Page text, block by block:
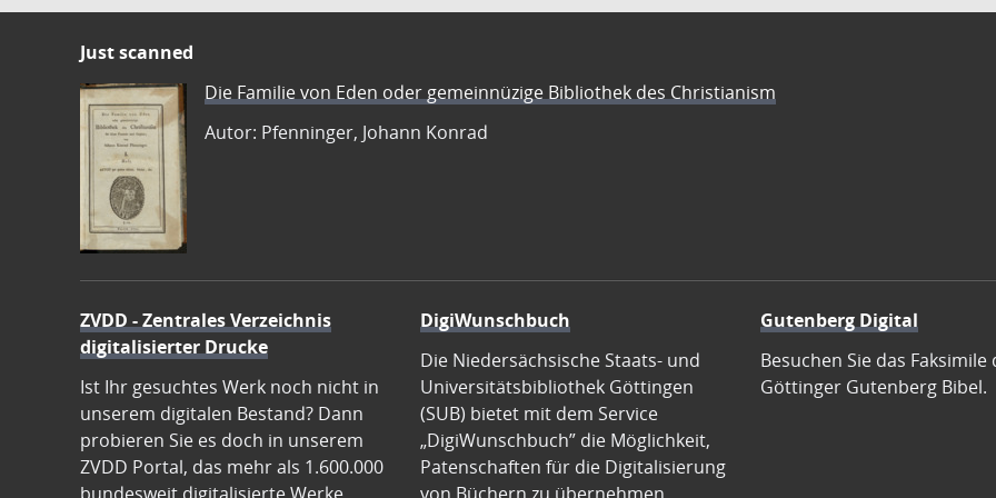
Just scanned
Die Familie von Eden oder gemeinnüzige Bibliothek des Christianism
Autor: Pfenninger, Johann Konrad
ZVDD - Zentrales Verzeichnis
digitalisierter Drucke
Ist Ihr gesuchtes Werk noch nicht in
unserem digitalen Bestand? Dann
probieren Sie es doch in unserem
ZVDD Portal, das mehr als 1.600.000
DigiWunschbuch
Die Niedersächsische Staats- und
Universitätsbibliothek Göttingen
(SUB) bietet mit dem Service
„DigiWunschbuch” die Möglichkeit,
Patenschaften für die Digitalisierung
Gutenberg Digital
Besuchen Sie das Faksimile
Göttinger Gutenberg Bibel.